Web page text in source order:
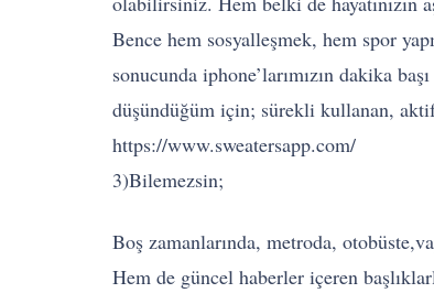
Bence hem sosyalleşmek, hem spor
sonucunda iphone’larımızın dakika
düşündüğüm için; sürekli kullanan,
https://www.sweatersapp.com/
3)Bilemezsin;
Boş zamanlarında, metroda,
Hem de güncel haberler içeren